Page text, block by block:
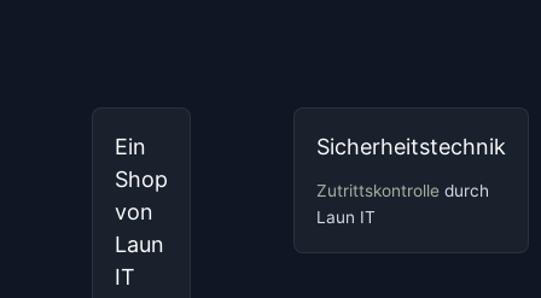
Ein
Shop
von
Laun
IT
Sicherheitstechnik
Zutrittskontrolle durch
Laun IT